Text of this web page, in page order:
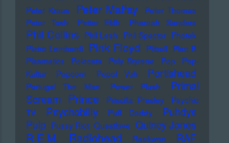
Peter Kraus
Peter Maffay
Peter Thomas
Peter Tosh
Petter Eldh Pharoah Sanders
Phil Collins Phil Lesh Phil Spector Photek
Pietro Lombardi
Pink Floyd Pitbull Plan B
Plasmatics
Polecats Poly Styrene Pop
Pop-
Kultur
Popcorn Popol Vuh Portishead
Portugal The Man Power Plush
Primal
Scream
Prince Priscilla Presley
Psychic
TV
Psychobilly Puff Daddy
Puhdys
Pulp Pussy Riot Questlove Quincy Jones
R.E.M. Radiohead Raekwon RAF